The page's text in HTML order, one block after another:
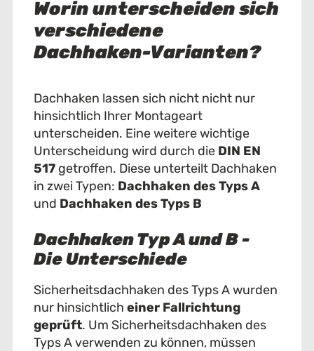
Worin unterscheiden sich
verschiedene
Dachhaken-Varianten?
Dachhaken lassen sich nicht nicht nur
hinsichtlich Ihrer Montageart
unterscheiden. Eine weitere wichtige
Unterscheidung wird durch dieDIN EN
517getroffen. Diese unterteilt Dachhaken
in zwei Typen: Dachhaken des Typs A
und Dachhaken des Typs B
Dachhaken Typ A und B -
Die Unterschiede
Sicherheitsdachhaken des Typs A wurden
nur hinsichtlich einer Fallrichtung
geprüft. Um Sicherheitsdachhaken des
Typs A verwenden zu können, müssen